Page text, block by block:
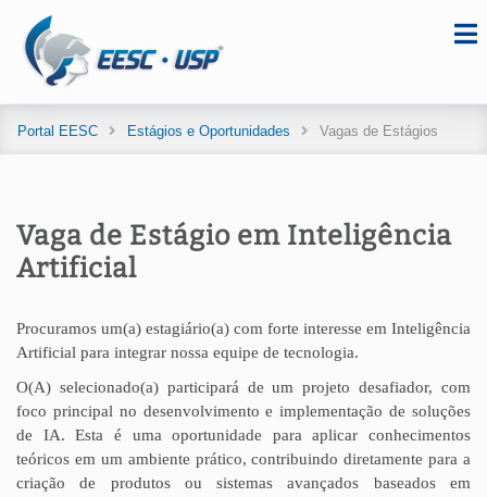
Portal EESC Estágios e Oportunidades Vagas de Estágios
Vaga de Estágio em Inteligência
Artificial
Procuramos um(a) estagiário(a) com forte interesse em Inteligência
Artificial para integrar nossa equipe de tecnologia.
O(A) selecionado(a) participará de um projeto desafiador, com
foco principal no desenvolvimento e implementação de soluções
de IA. Esta é uma oportunidade para aplicar conhecimentos
teóricos em um ambiente prático, contribuindo diretamente para a
criação de produtos ou sistemas avançados baseados em